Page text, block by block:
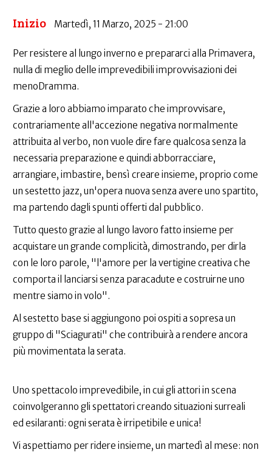
Inizio Martedì, 11 Marzo, 2025 - 21:00
Per resistere al lungo inverno e prepararci alla Primavera,
nulla di meglio delle imprevedibili improvvisazioni dei
menoDramma.
Grazie a loro abbiamo imparato che improvvisare,
contrariamente all'accezione negativa normalmente
attribuita al verbo, non vuole dire fare qualcosa senza la
necessaria preparazione e quindi abborracciare,
arrangiare, imbastire, bensì creare insieme, proprio come
un sestetto jazz, un'opera nuova senza avere uno spartito,
ma partendo dagli spunti offerti dal pubblico.
Tutto questo grazie al lungo lavoro fatto insieme per
acquistare un grande complicità, dimostrando, per dirla
con le loro parole, "l'amore per la vertigine creativa che
comporta il lanciarsi senza paracadute e costruirne uno
mentre siamo in volo".
Al sestetto base si aggiungono poi ospiti a sopresa un
gruppo di "Sciagurati" che contribuirà a rendere ancora
più movimentata la serata.
Uno spettacolo imprevedibile, in cui gli attori in scena
coinvolgeranno gli spettatori creando situazioni surreali
ed esilaranti: ogni serata è irripetibile e unica!
Vi aspettiamo per ridere insieme, un martedì al mese: non